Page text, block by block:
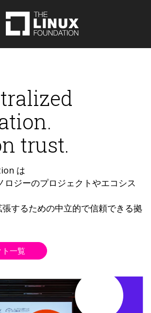
trust.
は
ロジーのプロジェクトやエコシス
するための中立的で信頼できる拠
一覧